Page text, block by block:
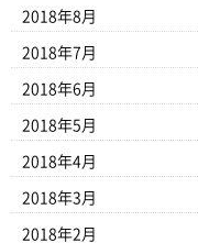
2018年8月
2018年7月
2018年6月
2018年5月
2018年4月
2018年3月
2018年2月